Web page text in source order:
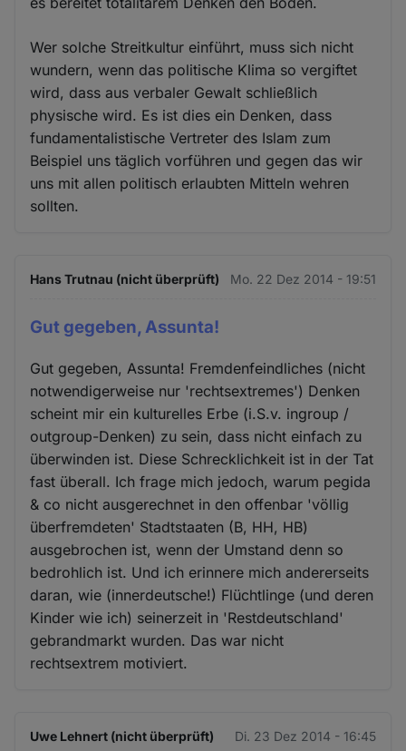
Wer solche Streitkultur einführt, muss sich nicht
wundern, wenn das politische Klima so vergiftet
wird, dass aus verbaler Gewalt schließlich
physische wird. Es ist dies ein Denken, dass
fundamentalistische Vertreter des Islam zum
Beispiel uns täglich vorführen und gegen das wir
uns mit allen politisch erlaubten Mitteln wehren
sollten.
Hans Trutnau (nicht überprüft) Mo. 22 Dez 2014 - 19:51
Gut gegeben, Assunta!
Gut gegeben, Assunta! Fremdenfeindliches (nicht
notwendigerweise nur 'rechtsextremes') Denken
scheint mir ein kulturelles Erbe (i.S.v. ingroup /
outgroup-Denken) zu sein, dass nicht einfach zu
überwinden ist. Diese Schrecklichkeit ist in der Tat
fast überall. Ich frage mich jedoch, warum pegida
& co nicht ausgerechnet in den offenbar 'völlig
überfremdeten' Stadtstaaten (B, HH, HB)
ausgebrochen ist, wenn der Umstand denn so
bedrohlich ist. Und ich erinnere mich andererseits
daran, wie (innerdeutsche!) Flüchtlinge (und deren
Kinder wie ich) seinerzeit in 'Restdeutschland'
gebrandmarkt wurden. Das war nicht
rechtsextrem motiviert.
Uwe Lehnert (nicht überprüft) Di. 23 Dez 2014 - 16:45